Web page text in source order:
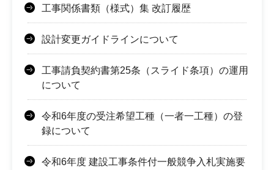
工事関係書類（様式）集 改訂履歴
設計変更ガイドラインについて
工事請負契約書第25条（スライド条項）の運用
について
令和6年度の受注希望工種（一者一工種）の登
録について
令和6年度 建設工事条件付一般競争入札実施要